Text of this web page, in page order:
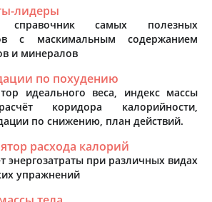
лидеры
справочник самых полезных
с маскимальным содержанием
и минералов
по похудению
идеального веса, индекс массы
коридора калорийности,
по снижению, план действий.
расхода калорий
энергозатраты при различных видах
упражнений